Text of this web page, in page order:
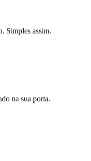
Simples assim.
na sua porta.